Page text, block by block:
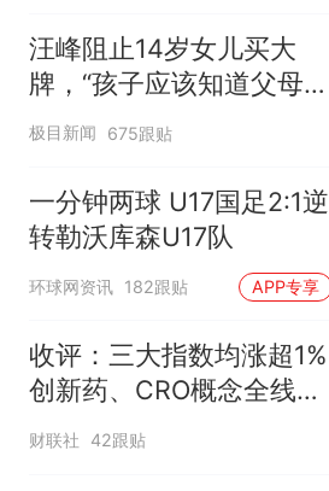
汪峰阻止14岁女儿买大
牌，“孩子应该知道父母的
不易”，称自己买衣服80%
极目新闻 675跟贴
一分钟两球 U17国足2:1逆
转勒沃库森U17队
环球网资讯 182跟贴 APP专享
收评：三大指数均涨超1%
创新药、CRO概念全线走
强
财联社 42跟贴